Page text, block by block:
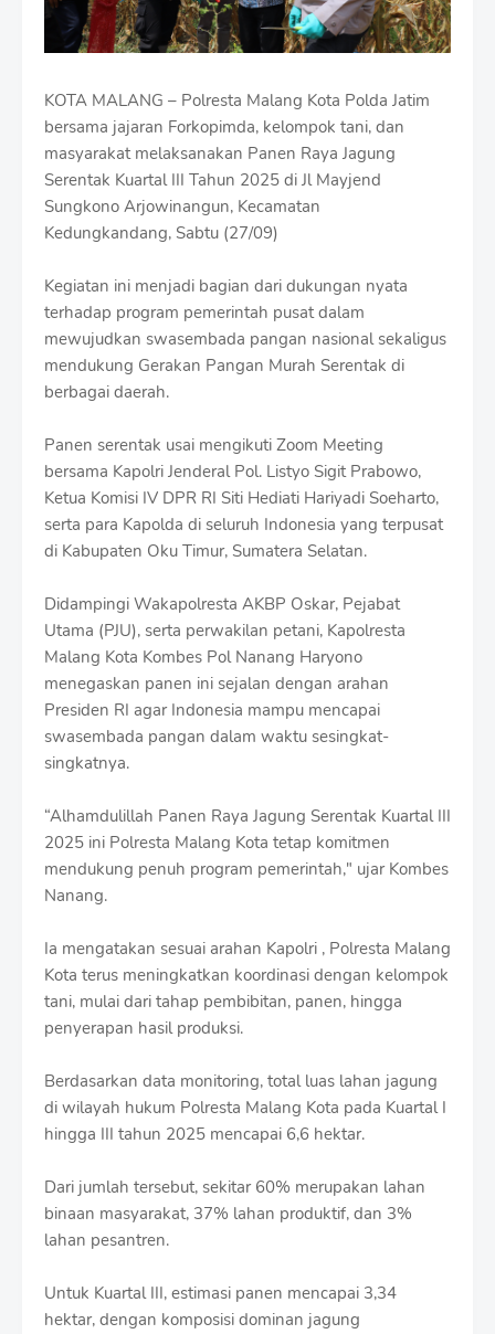
KOTA MALANG – Polresta Malang Kota Polda Jatim
bersama jajaran Forkopimda, kelompok tani, dan
masyarakat melaksanakan Panen Raya Jagung
Serentak Kuartal III Tahun 2025 di Jl Mayjend
Sungkono Arjowinangun, Kecamatan
Kedungkandang, Sabtu (27/09)
Kegiatan ini menjadi bagian dari dukungan nyata
terhadap program pemerintah pusat dalam
mewujudkan swasembada pangan nasional sekaligus
mendukung Gerakan Pangan Murah Serentak di
berbagai daerah.
Panen serentak usai mengikuti Zoom Meeting
bersama Kapolri Jenderal Pol. Listyo Sigit Prabowo,
Ketua Komisi IV DPR RI Siti Hediati Hariyadi Soeharto,
serta para Kapolda di seluruh Indonesia yang terpusat
di Kabupaten Oku Timur, Sumatera Selatan.
Didampingi Wakapolresta AKBP Oskar, Pejabat
Utama (PJU), serta perwakilan petani, Kapolresta
Malang Kota Kombes Pol Nanang Haryono
menegaskan panen ini sejalan dengan arahan
Presiden RI agar Indonesia mampu mencapai
swasembada pangan dalam waktu sesingkat-
singkatnya.
“Alhamdulillah Panen Raya Jagung Serentak Kuartal III
2025 ini Polresta Malang Kota tetap komitmen
mendukung penuh program pemerintah," ujar Kombes
Nanang.
Ia mengatakan sesuai arahan Kapolri , Polresta Malang
Kota terus meningkatkan koordinasi dengan kelompok
tani, mulai dari tahap pembibitan, panen, hingga
penyerapan hasil produksi.
Berdasarkan data monitoring, total luas lahan jagung
di wilayah hukum Polresta Malang Kota pada Kuartal I
hingga III tahun 2025 mencapai 6,6 hektar.
Dari jumlah tersebut, sekitar 60% merupakan lahan
binaan masyarakat, 37% lahan produktif, dan 3%
lahan pesantren.
Untuk Kuartal III, estimasi panen mencapai 3,34
hektar, dengan komposisi dominan jagung
a
s
a
n
e
s
i
g
i
t
h
h
r
f
f
T
e
m
p
l
t
e
s